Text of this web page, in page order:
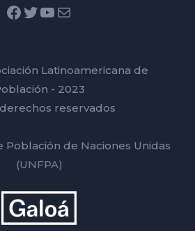
Facebook Twitter YouTube Mail
Latinoamericana de
- 2023
reservados
de Naciones Unidas
(UNFPA)